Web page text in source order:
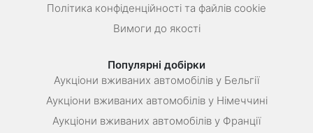
Політика конфіденційності та файлів cookie
Вимоги до якості
Популярні добірки
Аукціони вживаних автомобілів у Бельгії
Аукціони вживаних автомобілів у Німеччині
Аукціони вживаних автомобілів у Франції